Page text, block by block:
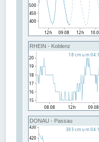
RHEIN - Koblenz
DONAU - Passau